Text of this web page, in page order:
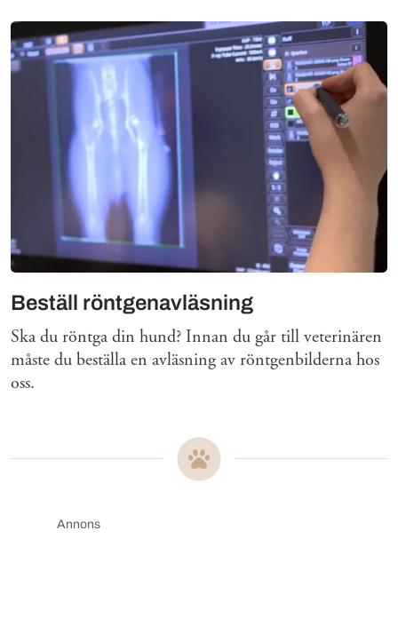
Beställ röntgenavläsning
Ska du röntga din hund? Innan du går till veterinären
måste du beställa en avläsning av röntgenbilderna hos
oss.
Annons